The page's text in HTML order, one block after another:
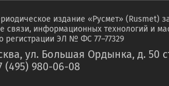
издание «Русмет» (Rusmet)
связи, информационных технологий и
регистрации ЭЛ № ФС 77–77329
ул. Большая Ордынка, д. 50
(495) 980-06-08